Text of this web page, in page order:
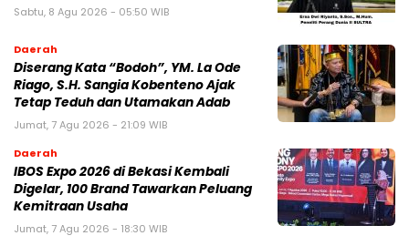
Sabtu, 8 Agu 2026 - 05:50 WIB
Daerah
Diserang Kata “Bodoh”, YM. La Ode
Riago, S.H. Sangia Kobenteno Ajak
Tetap Teduh dan Utamakan Adab
Jumat, 7 Agu 2026 - 21:09 WIB
Daerah
IBOS Expo 2026 di Bekasi Kembali
Digelar, 100 Brand Tawarkan Peluang
Kemitraan Usaha
Jumat, 7 Agu 2026 - 18:30 WIB